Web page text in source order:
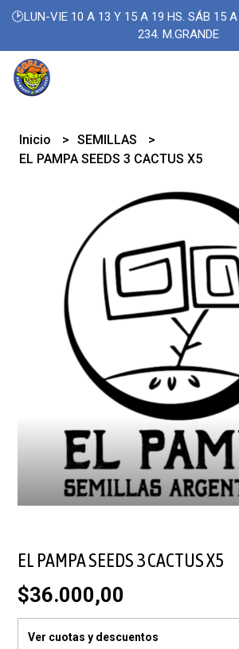
🕑LUN-VIE 10 A 13 Y 15 A 19 HS. SÁB 15
234. M.GRANDE
Inicio
SEMILLAS
EL PAMPA SEEDS 3 CACTUS X5
EL PAMPA SEEDS 3 CACTUS X5
$36.000,00
Ver cuotas y descuentos